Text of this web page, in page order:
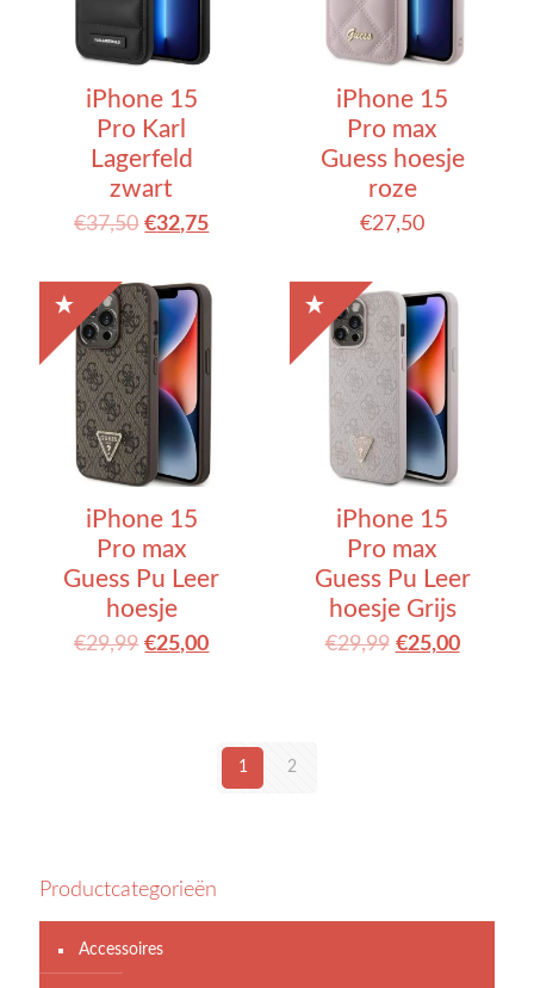
iPhone 15
Pro Karl
Lagerfeld
zwart
€37,50 €32,75
iPhone 15
Pro max
Guess hoesje
roze
€27,50
iPhone 15
Pro max
Guess Pu Leer
hoesje
€29,99 €25,00
iPhone 15
Pro max
Guess Pu Leer
hoesje Grijs
€29,99 €25,00
1 2
Productcategorieën
Accessoires